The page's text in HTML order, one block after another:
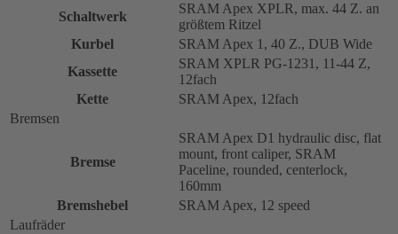
Schaltwerk
SRAM Apex XPLR, max. 44 Z. an
größtem Ritzel
Kurbel
SRAM Apex 1, 40 Z., DUB Wide
Kassette
SRAM XPLR PG-1231, 11-44 Z,
12fach
Kette
SRAM Apex, 12fach
Bremsen
Bremse
SRAM Apex D1 hydraulic disc, flat
mount, front caliper, SRAM
Paceline, rounded, centerlock,
160mm
Bremshebel
SRAM Apex, 12 speed
Laufräder